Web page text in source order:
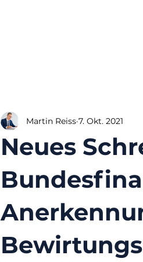
Neues
Martin Reiss 7. Okt. 2021